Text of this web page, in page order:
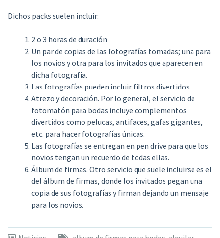
Dichos packs suelen incluir:
2 o 3 horas de duración
Un par de copias de las fotografías tomadas; una para
los novios y otra para los invitados que aparecen en
dicha fotografía.
Las fotografías pueden incluir filtros divertidos
Atrezo y decoración. Por lo general, el servicio de
fotomatón para bodas incluye complementos
divertidos como pelucas, antifaces, gafas gigantes,
etc. para hacer fotografías únicas.
Las fotografías se entregan en pen drive para que los
novios tengan un recuerdo de todas ellas.
Álbum de firmas. Otro servicio que suele incluirse es el
del álbum de firmas, donde los invitados pegan una
copia de sus fotografías y firman dejando un mensaje
para los novios.